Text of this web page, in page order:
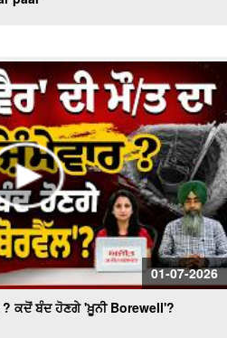
01-07-2026
? ਕਦੋਂ ਬੰਦ ਹੋਣਗੇ 'ਖ਼ੂਨੀ Borewell'?